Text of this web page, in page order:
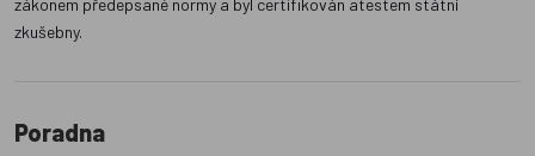
zákonem předepsané normy a byl certifikován atestem státní
zkušebny.
Poradna